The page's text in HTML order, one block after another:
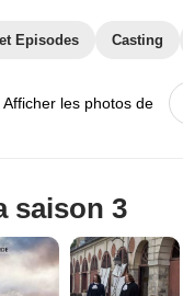
Episodes Casting
Afficher les photos de
saison 3